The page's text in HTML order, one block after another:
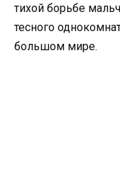
тихой борьбе
тесного
большом мире.